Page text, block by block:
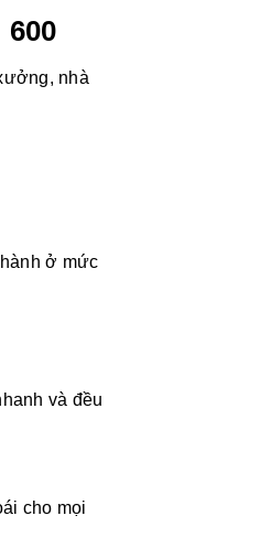
nhà
ở mức
và đều
cho mọi